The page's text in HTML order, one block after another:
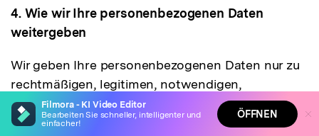
4. Wie wir Ihre personenbezogenen Daten
weitergeben
Wir geben Ihre personenbezogenen Daten nur zu
rechtmäßigen, legitimen, notwendigen,
spezifischen und ausdrücklichen Zwecken weiter,
und wir geben nur die personenbezogenen Daten
Filmora - KI Video Editor
Bearbeiten Sie schneller, intelligenter und
einfacher!
ÖFFNEN
Verwandeln Sie Ihre Eingaben in fesselnde Videos
Entfernen Sie mühelos unerwünschte Videoelemente
Verstanden App öffnen